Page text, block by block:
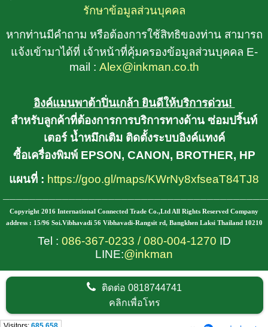
รักษาข้อมูลส่วนบุคคล
หากท่านมีคำถาม หรือต้องการใช้สิทธิของท่าน สามารถ
แจ้งเข้ามาได้ที่ เจ้าหน้าที่คุ้มครองข้อมูลส่วนบุคคล E-
mail : Alex@inkman.co.th
อิงค์แมนพาต้าปิ่นเกล้า ยินดีให้บริการด่วน!
สำหรับลูกค้าที่ต้องการการบริการทางด้าน ซ่อมปริ้นท์
เตอร์ น้ำหมึกเติม ติดตั้งระบบอิงค์แทงค์
ซื้อเครื่องพิมพ์ EPSON, CANON, BROTHER, HP
แผนที่ : https://goo.gl/maps/KWrNy8xfseaT84TJ8
Copyright 2016 International Connected Trade Co.,Ltd All Rights Reserved Company
address : 15/96 Soi.Vibhavadi 56 Vibhavadi-Rangsit rd, Bangkhen Laksi Thailand 10210
Tel : 086-367-0233 /080-004-1270 ID
LINE:@inkman
ติดต่อ0818744741
คลิกเพื่อโทร